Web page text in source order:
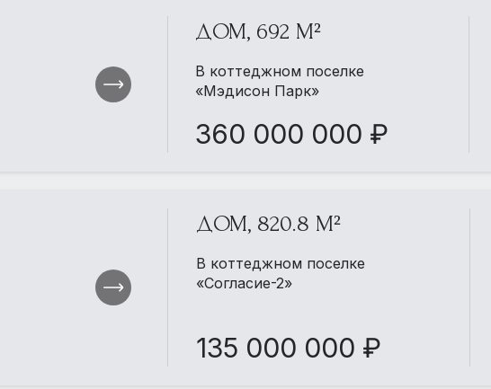
ДОМ, 692 М²
В коттеджном поселке
«Мэдисон Парк»
360 000 000 ₽
ДОМ, 820.8 М²
В коттеджном поселке
«Согласие-2»
135 000 000 ₽